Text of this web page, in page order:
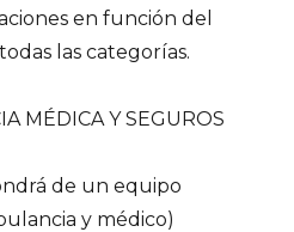
en función del
las categorías.
MÉDICA Y SEGUROS
de un equipo
y médico)